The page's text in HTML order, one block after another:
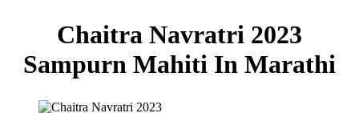
Chaitra Navratri 2023
Sampurn Mahiti In Marathi